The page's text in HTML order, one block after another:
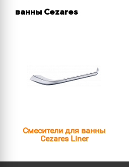
ванны Cezares
Смесители для ванны
Cezares Liner